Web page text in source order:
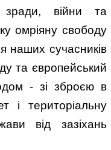
зради, війни та
омріяну свободу
наших сучасників
та європейський
- зі зброєю в
і територіальну
від зазіхань